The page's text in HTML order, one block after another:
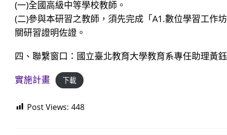
(一)全國高級中等學校教師。
(二)參與本研習之教師，須先完成「A1.數位學習工作
關研習證明佐證。
四、聯繫窗口：國立臺北教育大學教育系專任助理黃
實施計畫
下載
Post Views: 448